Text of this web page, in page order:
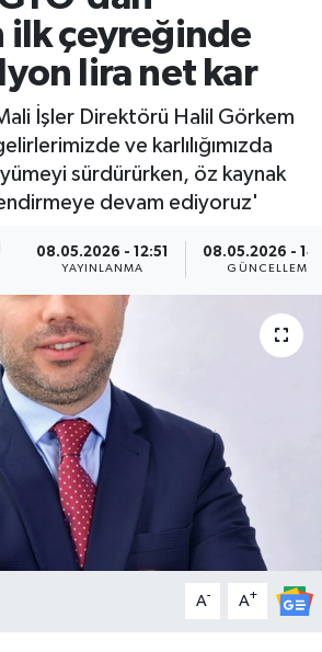
ilk çeyreğinde
lira net kar
İşler Direktörü Halil Görkem
ve karlılığımızda
sürdürürken, öz kaynak
devam ediyoruz'
08.05.2026 - 12:51
YAYINLANMA
08.05.2026 -
GÜNCELLEME
A- A+